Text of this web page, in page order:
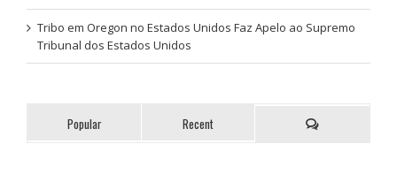
Tribo em Oregon no Estados Unidos Faz Apelo ao Supremo
Tribunal dos Estados Unidos
Popular Recent